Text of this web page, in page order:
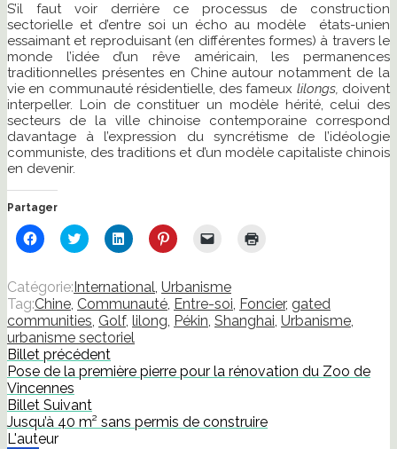
S’il faut voir derrière ce processus de construction
sectorielle et d’entre soi un écho au modèle états-unien
essaimant et reproduisant (en différentes formes) à travers le
monde l’idée d’un rêve américain, les permanences
traditionnelles présentes en Chine autour notamment de la
vie en communauté résidentielle, des fameux lilongs, doivent
interpeller. Loin de constituer un modèle hérité, celui des
secteurs de la ville chinoise contemporaine correspond
davantage à l’expression du syncrétisme de l’idéologie
communiste, des traditions et d’un modèle capitaliste chinois
en devenir.
Partager
Cliquez
pour
Facebook(ouvre
dans
une
nouvelle
fenêtre)
Cliquez
pour
Twitter(ouvre
dans
une
nouvelle
fenêtre)
Cliquez
pour
LinkedIn(ouvre
dans
une
nouvelle
fenêtre)
Cliquez
pour
Pinterest(ouvre
dans
une
nouvelle
fenêtre)
Cliquer
lien
par
e-
mail
à
dans
une
fenêtre)
Catégorie: International, Urbanisme
Tag:Chine, Communauté, Entre-soi, Foncier, gated
communities, Golf, lilong, Pékin, Shanghai, Urbanisme,
urbanisme sectoriel
Billet précédent
Pose de la première pierre pour la rénovation du Zoo de
Vincennes
Billet Suivant
Jusqu’à 40 m² sans permis de construire
L'auteur